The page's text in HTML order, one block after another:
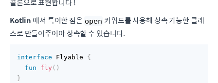
콜론으로 표현합니다 !
Kotlin 에서 특이한 점은 open 키워드를 사용해 상속 가능한 클래
스로 만들어주어야 상속할 수 있습니다.
interface Flyable {
fun
fly ( )
}